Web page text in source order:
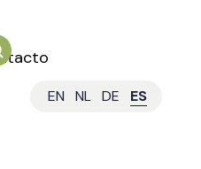
EN NL DE ES